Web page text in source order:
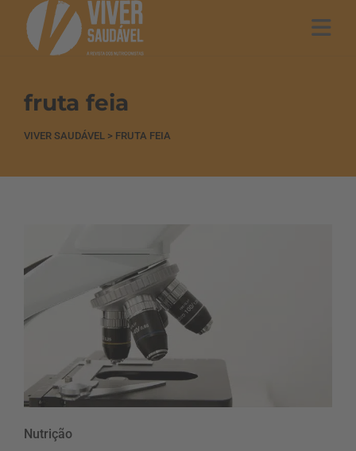
fruta feia
VIVER SAUDÁVEL > FRUTA FEIA
Nutrição